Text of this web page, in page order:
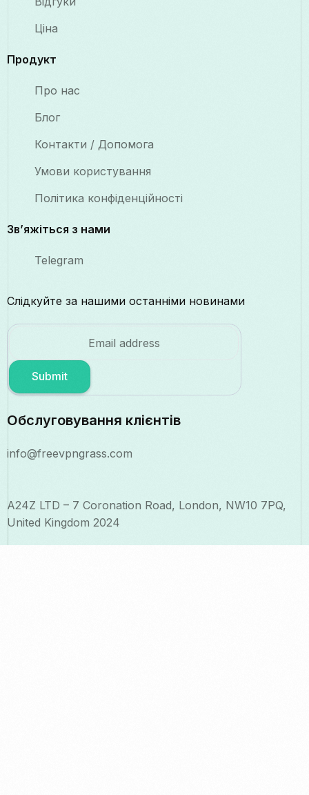
Ціна
Продукт
Про нас
Блог
Контакти / Допомога
Умови користування
Політика конфіденційності
Зв’яжіться з нами
Telegram
Слідкуйте за нашими останніми новинами
Submit
Обслуговування клієнтів
info@freevpngrass.com
A24Z LTD – 7 Coronation Road, London, NW10 7PQ,
United Kingdom 2024